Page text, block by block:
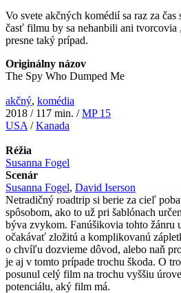
Vo svete akčných komédií sa raz za čas
časť filmu by sa nehanbili ani tvorcovia
presne taký prípad.
Originálny názov
The Spy Who Dumped Me
akčný, komédia
2018 / 117 min. /MP 15
USA /Kanada
Réžia
Susanna Fogel
Scenár
Susanna Fogel, David Iserson
Netradičný roadtrip si berie za cieľ
spôsobom, ako to už pri šablónach
býva zvykom. Fanúšikovia tohto žánru
očakávať zložitú a komplikovanú
o chvíľu dozvieme dôvod, alebo naň
je aj v tomto prípade trochu škoda. O
posunul celý film na trochu vyššiu
potenciálu, aký film má.